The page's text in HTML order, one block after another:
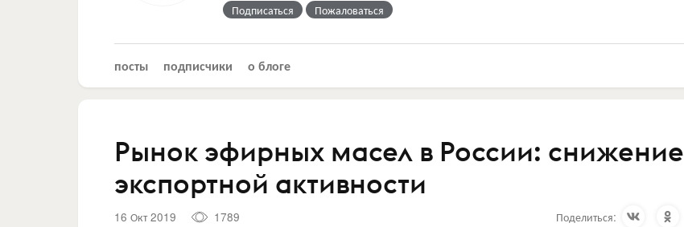
Подписаться Пожаловаться
посты подписчики о блоге
Рынок эфирных масел в России: снижение
экспортной активности
16 Окт 2019 1789 Поделиться: